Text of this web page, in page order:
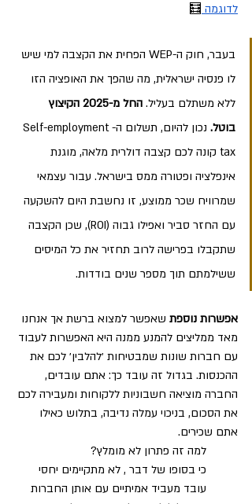
לדוגמה 🧮
בעבר, חוק ה-WEP הפחית את הקצבה למי שיש
לו פנסיה ישראלית, מה שהפך את האופציה הזו
ללא משתלם בעליל.
החל מ-2025 הקיצוץ
בוטל.
נכון להיום, תשלום ה-Self-employment
tax קונה לכם קצבה דולרית מלאה, מוגנת
אינפלציה ופטורה ממס בישראל. עבור עצמאי
שמרוויח שכר ממוצע, זו נחשבת היום להשקעה
עם החזר סביר ואפילו גבוה (ROI), שכן הקצבה
שתקבלו בפרישה לרוב תחזיר את כל המיסים
ששילמתם תוך מספר שנים בודדות.
אפשרות נוספת שאפשר למצוא ברשת אך אנחנו
מאד ממליצים להמנע ממנה היא האפשרות לעבוד
עם חברות שונות שמבטיחות ׳להלבין׳ לכם את
ההכנסות. בגדול זה עובד כך: אתם עובדים,
החברה מוציאה חשבוניות ללקוחות ומעבירה לכם
את הסכום, בניכוי עמלה נדיבה, בתלוש כאילו
אתם שכירים.
למה זה פתרון לא מומלץ?
כי בסופו של דבר , לא מתקיימים יחסי
עובד מעביד אמיתיים עם אותן החברות